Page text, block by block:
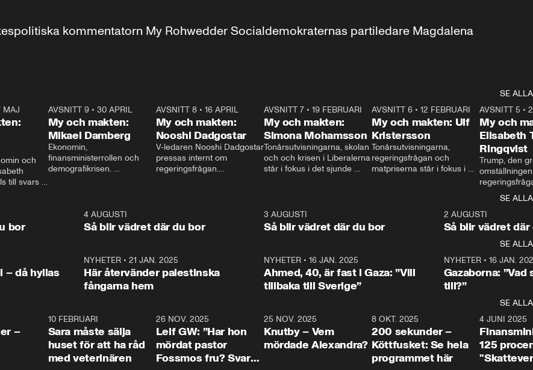
kommentatorn My Rohwedder Socialdemokraternas partiledare Magdalena
SE ALLA
MAJ
och
till svars
AVSNITT 9• 30 APRIL
My och makten:
Mikael Damberg
Ekonomin,
finansministerrollen och
demografikrisen.
och Makten.
AVSNITT 8• 16 APRIL
My och makten:
Nooshi Dadgostar
V-ledaren Nooshi Dadgostar
pressas internt om
regeringsfrågan.
– Vi ställer upp i val. Ska vi
vara med så sitter vi förstås
24:30
AVSNITT 7• 19 FEBRUARI
My och makten:
Simona Mohamsson
Tonårsutvisningarna, skolan
och och krisen i Liberalerna
står i fokus i det sjunde
kommentator My
Rohwedder ställer
utbildnings- och
Mohamsson till svars.
27:30
AVSNITT 6 •12 FEBRUARI
My och makten: Ulf
Kristersson
Tonårsutvisningarna,
regeringsfrågan och
matpriserna står i fokus i
Rohwedder ställer
statsminister Ulf Kristersson
AVSNITT 5 •
My och
Elisabeth
Ringqvist
Trump, den
centrum i
avsnittet av
Makten”. Se
Aftonbladets
Rohwedder
Thand Ring
SE ALLA
1:06
bor
4 AUGUSTI
Så blir vädret där du bor
3 AUGUSTI
Så blir vädret där du bor
2 AUGUSTI
Så blir vädret där
SE ALLA
– då hyllas
NYHETER •21 JAN. 2025
Här återvänder palestinska
fångarna hem
NYHETER• 16 JAN. 2025
Ahmed, 40, är fast i Gaza: ”Vill
tillbaka till Sverige”
NYHETER• 16 JAN.
Gazaborna:
till?”
SE ALLA
–
10 FEBRUARI
Sara måste sälja
huset för att ha råd
med veterinären
26 NOV. 2025
Leif GW: ”Har hon
mördat pastor
Fossmos fru? Svar
31:05
25 NOV. 2025
Knutby – Vem
mördade Alexandra?
4:29
8 OKT. 2025
200 sekunder –
Köttfusket: Se hela
programmet här
4 JUNI 2025
125